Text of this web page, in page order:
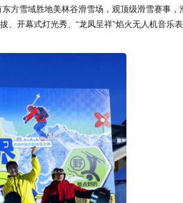
方雪域胜地美林谷滑雪场，观顶级滑雪赛事，
、开幕式灯光秀、“龙凤呈祥”焰火无人机音乐表